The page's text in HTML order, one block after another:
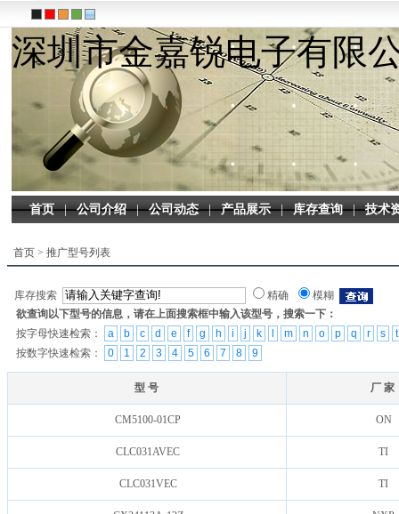
深圳市金嘉锐电子有限
首页|公司介绍|公司动态|产品展示|库存查询|技术
首页> 推广型号列表
库存搜索 精确
模糊
欲查询以下型号的信息，请在上面搜索框中输入该型号，搜索一下：
按字母快速检索：
a b c d e f g h i j k m n o p q r s
t
按数字快速检索：
0 1 2 3 4 5 6 7 8 9
型 号 厂 家
CM5100-01CP ON
CLC031AVEC TI
CLC031VEC TI